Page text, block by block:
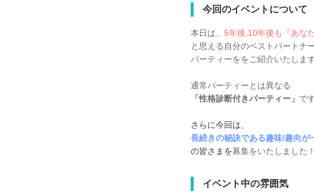
今回のイベントについて
本日は、 5年後,10年後も『あな
と思える自分のベストパートナ
パーティーををご紹介いたします
通常パーティーとは異なる
「性格診断付きパーティー」 で
さらに今回は、
長続きの秘訣である趣味/趣向が
の皆さまを募集をいたしました！
イベント中の雰囲気